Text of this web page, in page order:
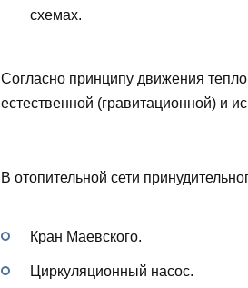
схемах.
Согласно принципу движения
естественной (гравитационной) и
В отопительной сети
Кран Маевского.
Циркуляционный насос.